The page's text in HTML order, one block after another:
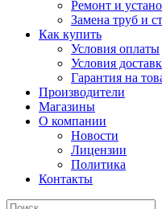
Ремонт и
Замена труб и
Как купить
Условия оплаты
Условия
Гарантия на
Производители
Магазины
О компании
Новости
Лицензии
Политика
Контакты